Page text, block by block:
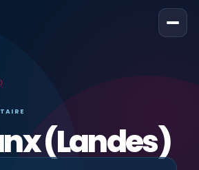
(Landes)